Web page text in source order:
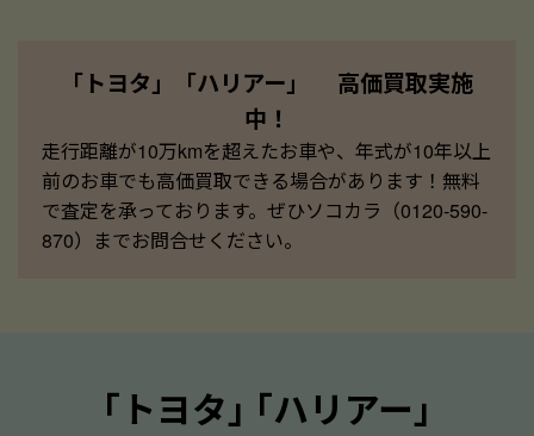
「トヨタ」「ハリアー」 高価買取実施
中！
走行距離が10万kmを超えたお車や、年式が10年以上
前のお車でも高価買取できる場合があります！無料
で査定を承っております。ぜひソコカラ（0120-590-
870）までお問合せください。
｢トヨタ｣ ｢ハリアー｣